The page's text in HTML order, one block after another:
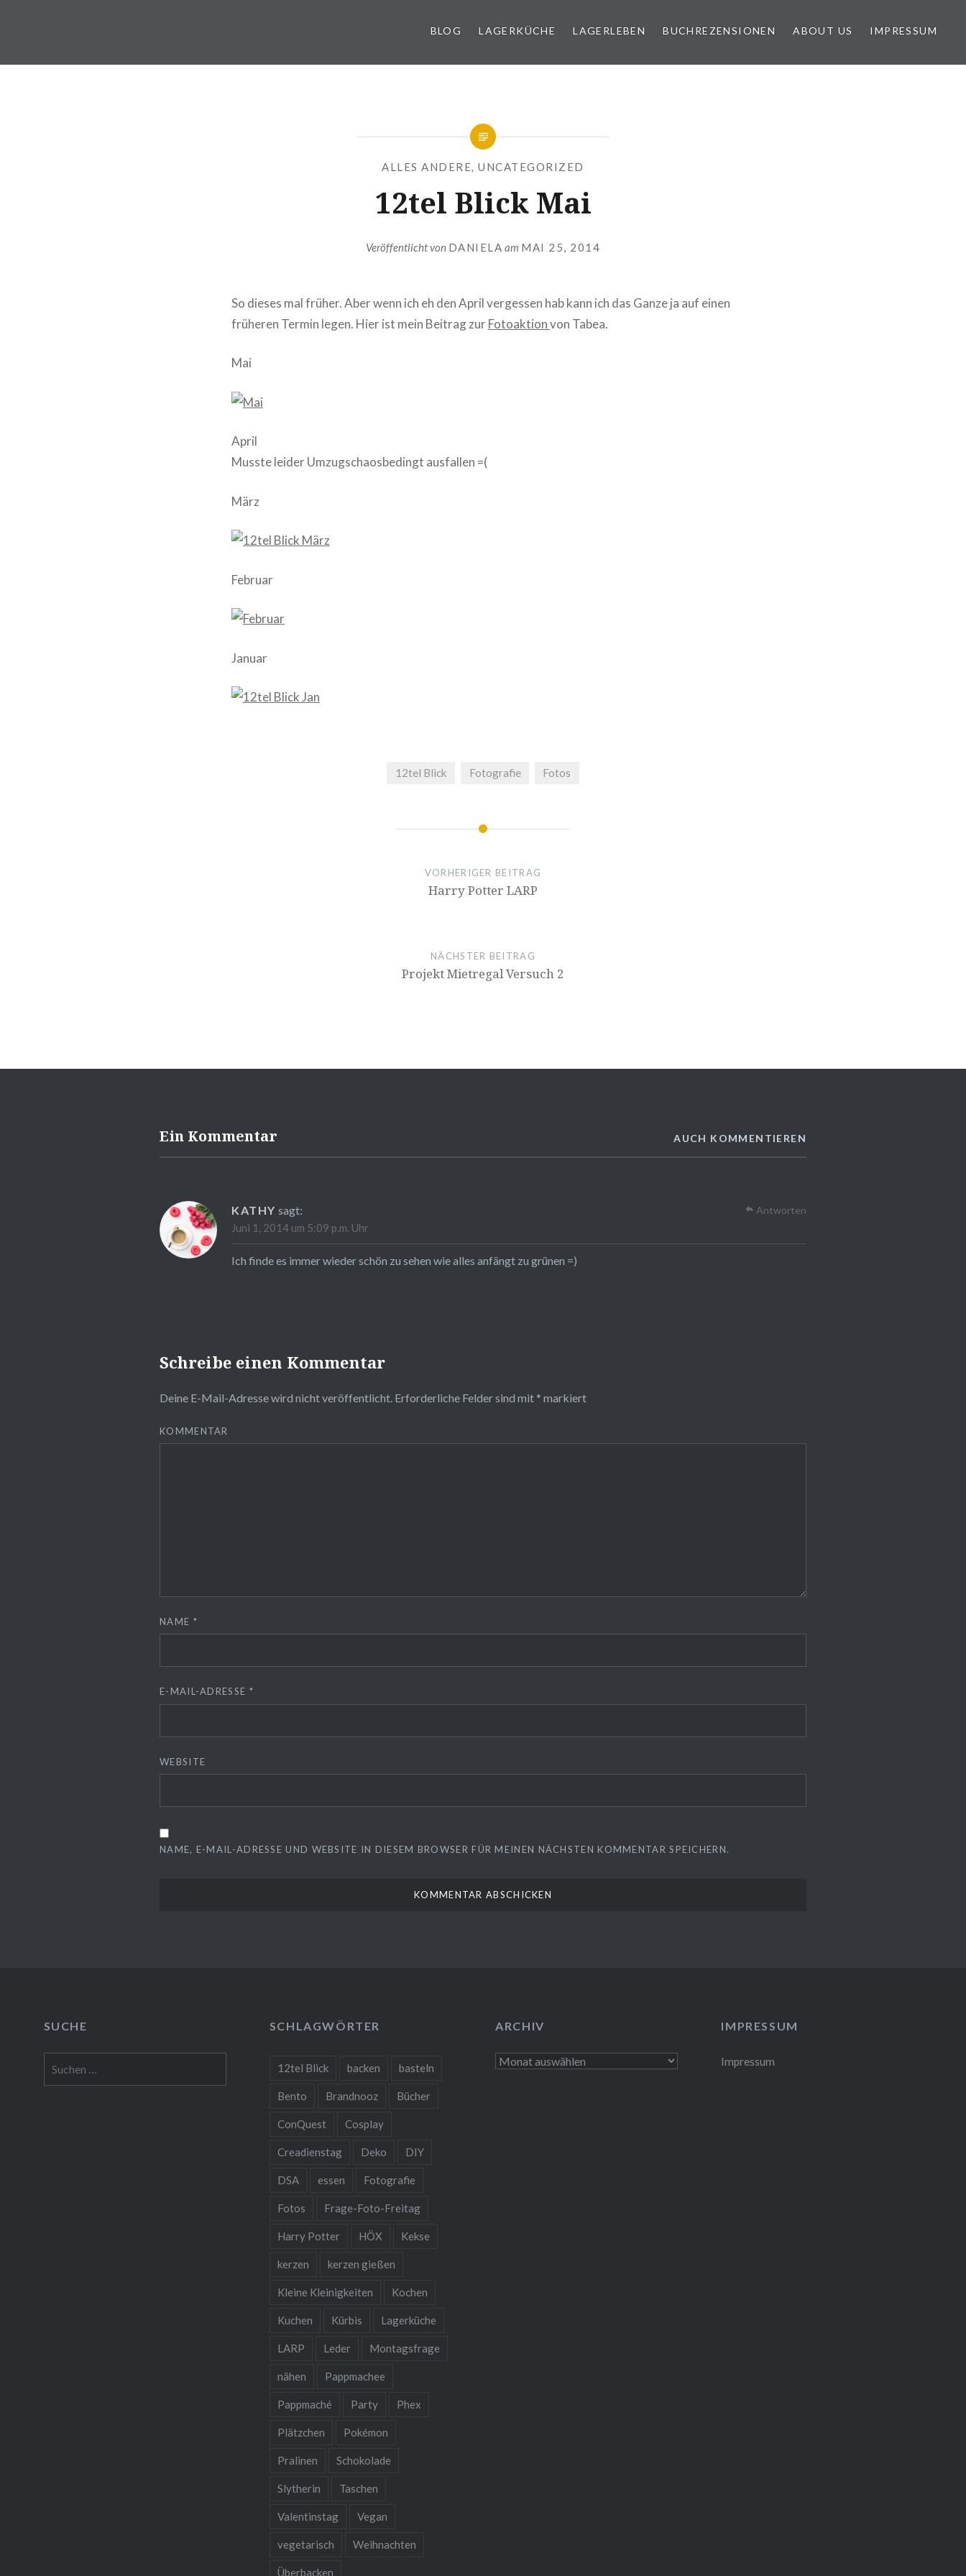
BLOG LAGERKÜCHE LAGERLEBEN BUCHREZENSIONEN ABOUT US IMPRESSUM
ALLES ANDERE,UNCATEGORIZED
12tel Blick Mai
Veröffentlicht von DANIELA am MAI 25, 2014
So dieses mal früher. Aber wenn ich eh den April vergessen hab kann ich das Ganze ja auf einen
früheren Termin legen. Hier ist mein Beitrag zurFotoaktionvon Tabea.
Mai
April
Musste leider Umzugschaosbedingt ausfallen =(
März
Februar
Januar
12tel Blick Fotografie Fotos
VORHERIGER BEITRAG
Harry Potter LARP
NÄCHSTER BEITRAG
Projekt Mietregal Versuch 2
Ein Kommentar AUCH KOMMENTIEREN
KATHY sagt:
Juni 1, 2014 um 5:09 p.m. Uhr
Ich finde es immer wieder schön zu sehen wie alles anfängt zu grünen =)
Antworten
Schreibe einen Kommentar
Deine E-Mail-Adresse wird nicht veröffentlicht. Erforderliche Felder sind mit * markiert
KOMMENTAR
NAME *
E-MAIL-ADRESSE *
WEBSITE
NAME, E-MAIL-ADRESSE UND WEBSITE IN DIESEM BROWSER FÜR MEINEN NÄCHSTEN KOMMENTAR SPEICHERN.
SUCHE SCHLAGWÖRTER
12tel Blick backen basteln
Bento Brandnooz Bücher
ConQuest Cosplay
Creadienstag Deko DIY
DSA essen Fotografie
Fotos Frage-Foto-Freitag
Harry Potter HÖX Kekse
kerzen kerzen gießen
Kleine Kleinigkeiten Kochen
Kuchen Kürbis Lagerküche
LARP Leder Montagsfrage
nähen Pappmachee
Pappmaché Party Phex
Plätzchen Pokémon
Pralinen Schokolade
Slytherin Taschen
Valentinstag Vegan
vegetarisch Weihnachten
Überbacken
ARCHIV
Archiv
IMPRESSUM
Impressum